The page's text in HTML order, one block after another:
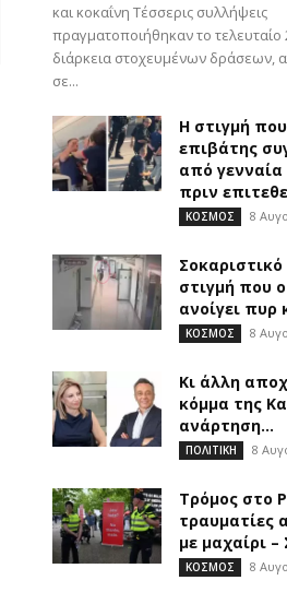
και κοκαΐνη Τέσσερις συλλήψεις
πραγματοποιήθηκαν το
διάρκεια στοχευμένων δράσεων,
σε...
Η στιγμή
επιβάτης
από
πριν
ΚΟΣΜΟΣ 8
στιγμή που
ανοίγει πυρ
ΚΟΣΜΟΣ 8
Κι άλλη
κόμμα της
ανάρτηση...
ΠΟΛΙΤΙΚΗ 8
Τρόμος στο
τραυματίες
με μαχαίρι
ΚΟΣΜΟΣ 8